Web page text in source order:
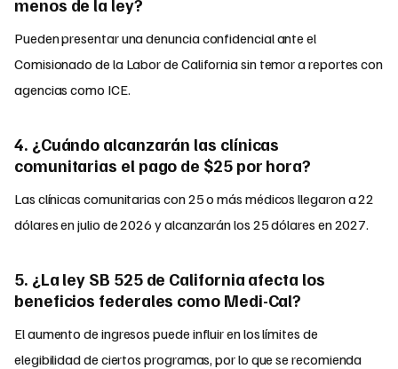
menos de la ley?
Pueden presentar una denuncia confidencial ante el
Comisionado de la Labor de California sin temor a reportes con
agencias como ICE.
4. ¿Cuándo alcanzarán las clínicas
comunitarias el pago de $25 por hora?
Las clínicas comunitarias con 25 o más médicos llegaron a 22
dólares en julio de 2026 y alcanzarán los 25 dólares en 2027.
5. ¿La ley SB 525 de California afecta los
beneficios federales como Medi-Cal?
El aumento de ingresos puede influir en los límites de
elegibilidad de ciertos programas, por lo que se recomienda